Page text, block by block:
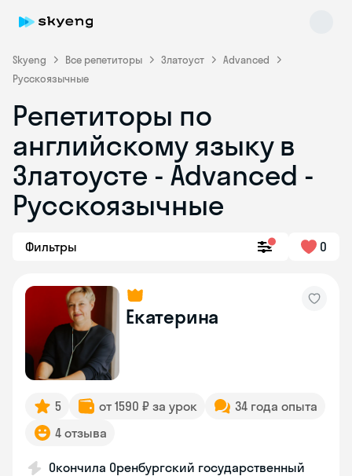
Skyeng Все репетиторы Златоуст
Advanced
Русскоязычные
Репетиторы по
английскому языку в
Златоусте - Advanced -
Русскоязычные
Фильтры 0
Екатерина
5 от 1590 ₽ за урок
34 года опыта
4 отзыва
Окончила Оренбургский государственный
Skyeng Chat